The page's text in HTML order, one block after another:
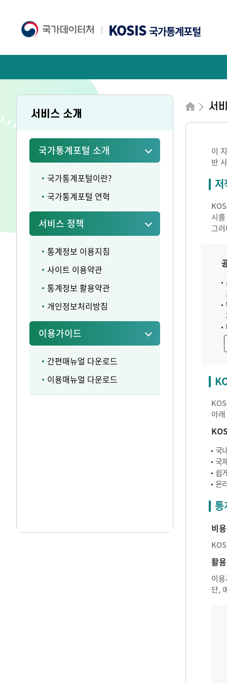
KOSIS국가통계포털
서비스 소개
국가통계포털 소개
국가통계포털이란?
국가통계포털 연혁
서비스 정책
통계정보 이용지침
사이트 이용약관
통계정보 활용약관
개인정보처리방침
이용가이드
간편매뉴얼 다운로드
이용매뉴얼 다운로드
서
이
반
저
시
그
아
국
국
쉽
온
통
비
활
이
단,